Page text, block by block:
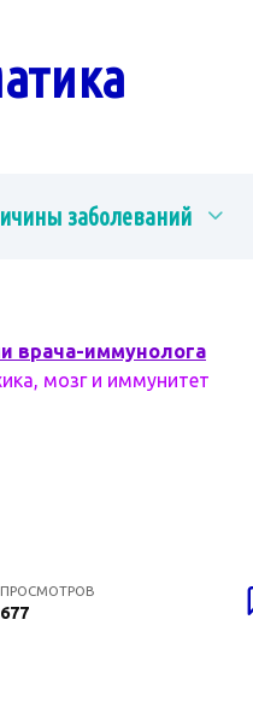
заболеваний
врача-иммунолога
мозг и иммунитет
ПРОСМОТРОВ
677